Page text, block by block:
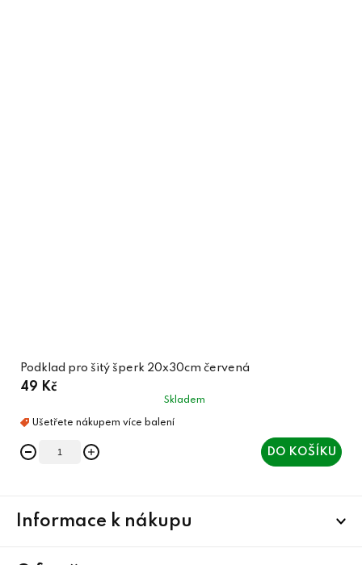
Podklad pro šitý šperk 20x30cm červená
49 Kč
Skladem
DO KOŠÍKU
Informace k nákupu